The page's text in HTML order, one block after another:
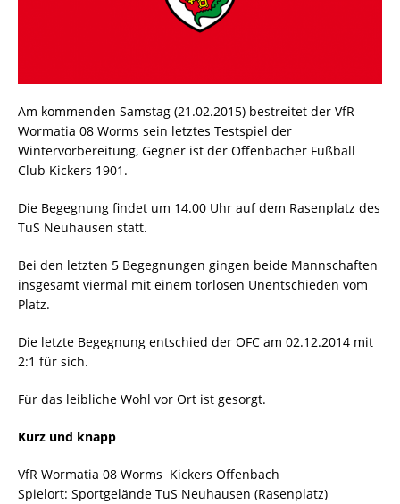
Am kommenden Samstag (21.02.2015) bestreitet der VfR
Wormatia 08 Worms sein letztes Testspiel der
Wintervorbereitung, Gegner ist der Offenbacher Fußball
Club Kickers 1901.
Die Begegnung findet um 14.00 Uhr auf dem Rasenplatz des
TuS Neuhausen statt.
Bei den letzten 5 Begegnungen gingen beide Mannschaften
insgesamt viermal mit einem torlosen Unentschieden vom
Platz.
Die letzte Begegnung entschied der OFC am 02.12.2014 mit
2:1 für sich.
Für das leibliche Wohl vor Ort ist gesorgt.
Kurz und knapp
VfR Wormatia 08 Worms  Kickers Offenbach
Spielort: Sportgelände TuS Neuhausen (Rasenplatz)